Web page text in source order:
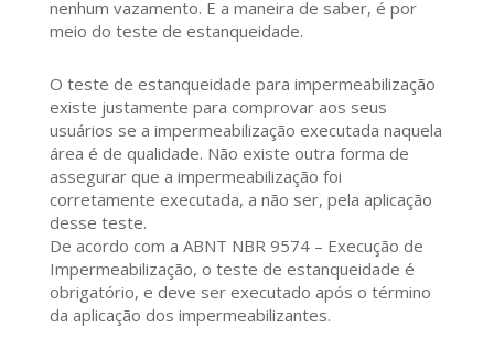
nenhum vazamento. E a maneira de saber, é por
meio do teste de estanqueidade.
O teste de estanqueidade para impermeabilização
existe justamente para comprovar aos seus
usuários se a impermeabilização executada naquela
área é de qualidade. Não existe outra forma de
assegurar que a impermeabilização foi
corretamente executada, a não ser, pela aplicação
desse teste.
De acordo com a ABNT NBR 9574 – Execução de
Impermeabilização, o teste de estanqueidade é
obrigatório, e deve ser executado após o término
da aplicação dos impermeabilizantes.